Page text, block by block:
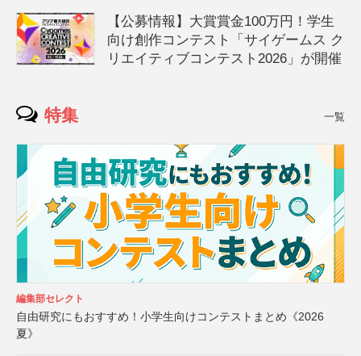
【公募情報】大賞賞金100万円！学生
向け創作コンテスト「サイゲームス ク
リエイティブコンテスト2026」が開催
特集 一覧
編集部セレクト
自由研究にもおすすめ！小学生向けコンテストまとめ《2026
夏》